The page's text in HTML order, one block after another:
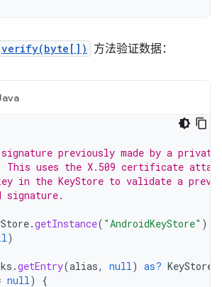
verify(byte[]) 方法验证数据：
previously made by a
This uses the X.509 certificate
in the KeyStore to validate a
signature.
.getInstance( "AndroidKeyStore" ).
)
ks .getEntry(alias, null) as? KeyStore
null)
{